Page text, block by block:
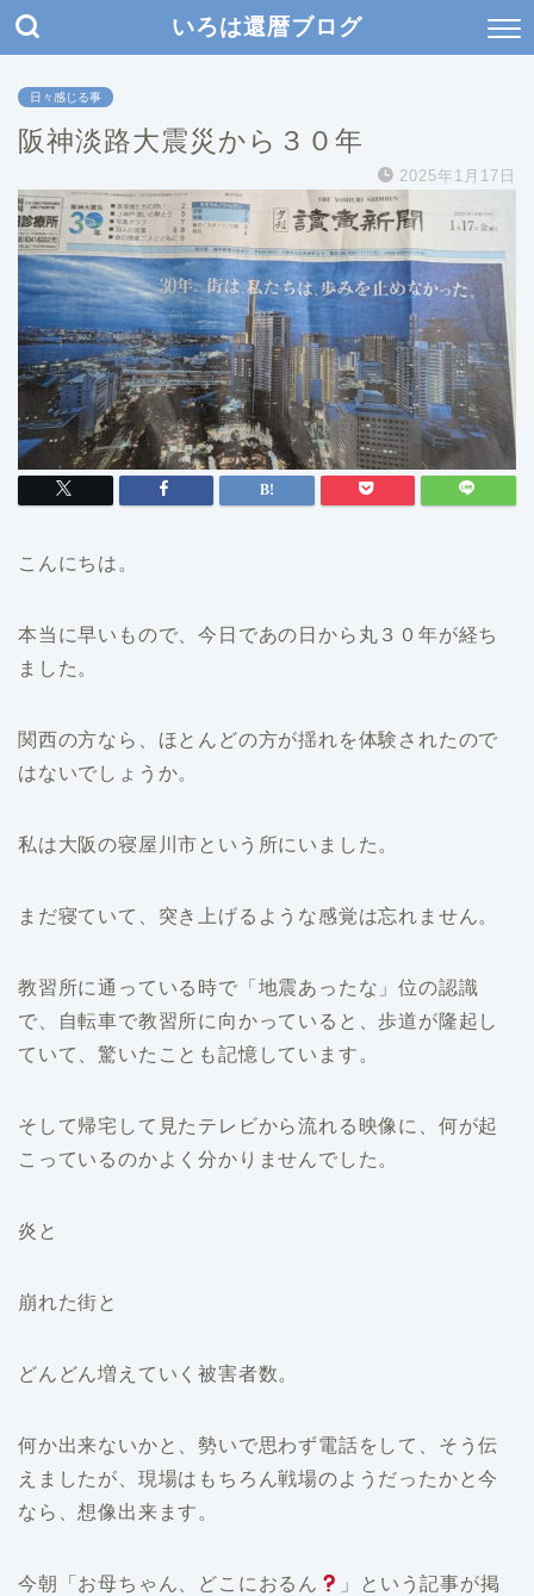
いろは還暦ブログ
日々感じる事
阪神淡路大震災から３０年
2025年1月17日
こんにちは。
本当に早いもので、今日であの日から丸３０年が経ち
ました。
関西の方なら、ほとんどの方が揺れを体験されたので
はないでしょうか。
私は大阪の寝屋川市という所にいました。
まだ寝ていて、突き上げるような感覚は忘れません。
教習所に通っている時で「地震あったな」位の認識
で、自転車で教習所に向かっていると、歩道が隆起し
ていて、驚いたことも記憶しています。
そして帰宅して見たテレビから流れる映像に、何が起
こっているのかよく分かりませんでした。
炎と
崩れた街と
どんどん増えていく被害者数。
何か出来ないかと、勢いで思わず電話をして、そう伝
えましたが、現場はもちろん戦場のようだったかと今
なら、想像出来ます。
今朝「お母ちゃん、どこにおるん
」という記事が掲